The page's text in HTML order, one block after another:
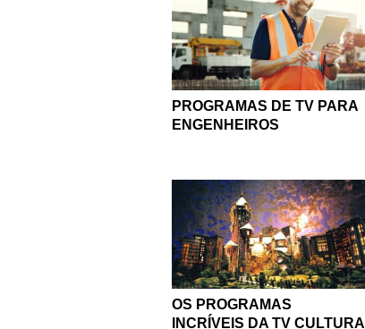
PROGRAMAS DE TV PARA
ENGENHEIROS
OS PROGRAMAS
INCRÍVEIS DA TV CULTURA